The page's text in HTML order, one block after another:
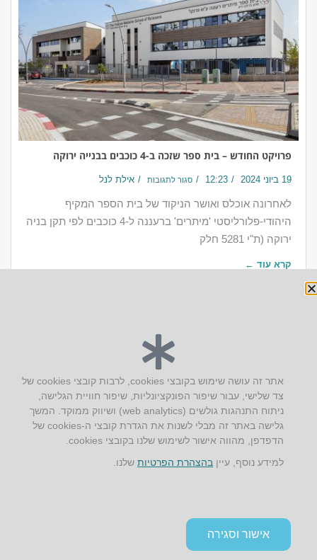
פרויקט החודש – בית ספר שזכה ב-4 כוכבים בבנייה ירוקה
19 ביוני 2024 12:23 סגור לתגובות אילת לנל
לאחרונה אוכלס ואושר הניקוד של בית הספר המקיף
היהודי-פלורליסטי 'מיתרים' ברעננה ל-4 כוכבים לפי תקן בניה
ירוקה (ת"י 5281 חלק
קרא עוד ←
הצהרת נגישות
תקנון אתר ומדיניות פרטיות
אתר זה עושה שימוש בקובצי cookies, לרבות קובצי cookies של
צד שלישי, עבור שיפור הפונקציונליות, שיפור חוויית הגלישה,
ניתוח התנהגות גולשים (web analytics) ושיווק ממוקד. המשך
גלישה באתר זה מבלי לשנות את הגדרת קובצי ה-cookies של
הדפדפן, מהווה אישור לשימוש שלנו בקובצי cookies.
למידע נוסף, עיין בהצהרת הפרטיותשלנו.
אישור וסגירה